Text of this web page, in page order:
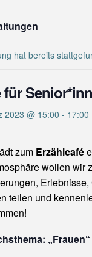
hat bereits
für
2023 @ 15:00 - 17:00
zum Erzählcafé
wollen wir
Erlebnisse,
teilen und
„Frauen“